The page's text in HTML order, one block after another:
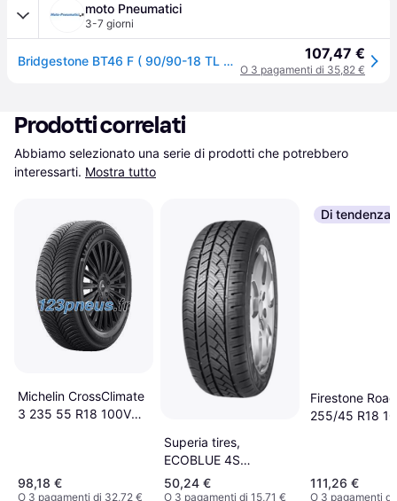
moto Pneumatici
3-7 giorni
Bridgestone BT46 F ( 90/90-18 TL 51H M/C, ruota anteriore ) 107,47 €
O 3 pagamenti di 35,82 €
Prodotti correlati
Abbiamo selezionato una serie di prodotti che potrebbero
interessarti. Mostra tutto
Michelin CrossClimate
3 235 55 R18 100V
98,18 €
O 3 pagamenti di 32,72 €
Superia tires,
ECOBLUE 4S
Allseason SF198SUP
50,24 €
O 3 pagamenti di 15,71 €
Di tendenza
Firestone
255/45 R18
111,26 €
O 3 pagamenti